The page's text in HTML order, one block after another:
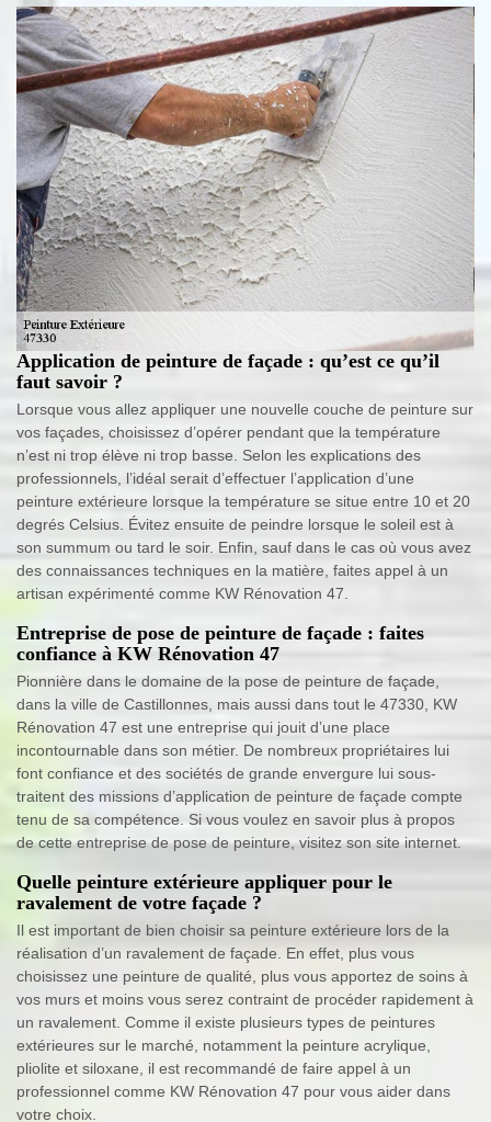
Application de peinture de façade : qu’est ce qu’il
faut savoir ?
Lorsque vous allez appliquer une nouvelle couche de peinture sur
vos façades, choisissez d’opérer pendant que la température
n’est ni trop élève ni trop basse. Selon les explications des
professionnels, l’idéal serait d’effectuer l’application d’une
peinture extérieure lorsque la température se situe entre 10 et 20
degrés Celsius. Évitez ensuite de peindre lorsque le soleil est à
son summum ou tard le soir. Enfin, sauf dans le cas où vous avez
des connaissances techniques en la matière, faites appel à un
artisan expérimenté comme KW Rénovation 47.
Entreprise de pose de peinture de façade : faites
confiance à KW Rénovation 47
Pionnière dans le domaine de la pose de peinture de façade,
dans la ville de Castillonnes, mais aussi dans tout le 47330, KW
Rénovation 47 est une entreprise qui jouit d’une place
incontournable dans son métier. De nombreux propriétaires lui
font confiance et des sociétés de grande envergure lui sous-
traitent des missions d’application de peinture de façade compte
tenu de sa compétence. Si vous voulez en savoir plus à propos
de cette entreprise de pose de peinture, visitez son site internet.
Quelle peinture extérieure appliquer pour le
ravalement de votre façade ?
Il est important de bien choisir sa peinture extérieure lors de la
réalisation d’un ravalement de façade. En effet, plus vous
choisissez une peinture de qualité, plus vous apportez de soins à
vos murs et moins vous serez contraint de procéder rapidement à
un ravalement. Comme il existe plusieurs types de peintures
extérieures sur le marché, notamment la peinture acrylique,
pliolite et siloxane, il est recommandé de faire appel à un
professionnel comme KW Rénovation 47 pour vous aider dans
votre choix.